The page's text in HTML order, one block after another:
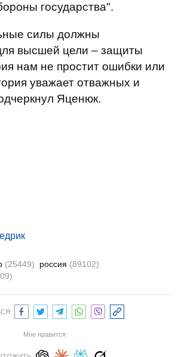
государства".
силы должны
высшей цели – защиты
нам не простит ошибки или
уважает отважных и
Яценюк.
(25449) россия (89102)
Мне нравится